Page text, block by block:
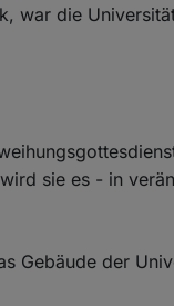
war die
sie es - in
Gebäude der